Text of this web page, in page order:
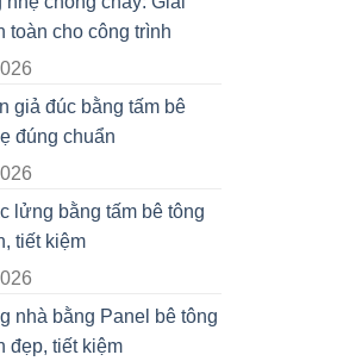
toàn cho công trình
giả đúc bằng tấm bê
đúng chuẩn
lửng bằng tấm bê tông
tiết kiệm
nhà bằng Panel bê tông
đẹp, tiết kiệm